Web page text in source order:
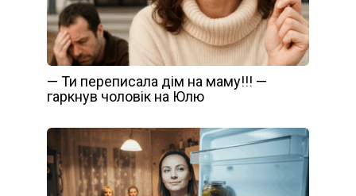
— Ти переписала дім на маму!!! —
гаркнув чоловік на Юлю